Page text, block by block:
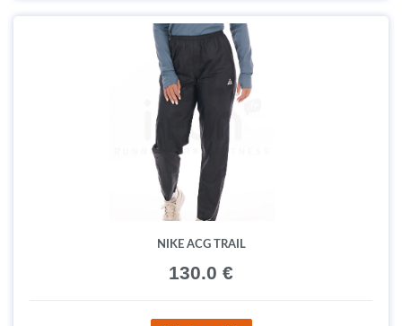
NIKE ACG TRAIL
130.0 €